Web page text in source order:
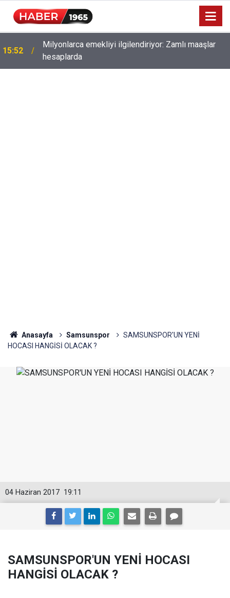
15:52
Milyonlarca emekliyi ilgilendiriyor: Zamlı maaşlar
hesaplarda
Anasayfa Samsunspor
SAMSUNSPOR'UN YENİ
HOCASI HANGİSİ OLACAK ?
19:11
04 Haziran 2017
SAMSUNSPOR'UN YENİ HOCASI
HANGİSİ OLACAK ?